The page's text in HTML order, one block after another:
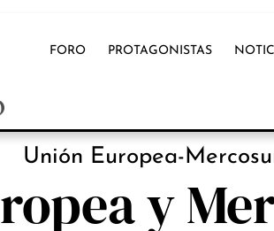
FORO PROTAGONISTAS
Unión Europea-
y